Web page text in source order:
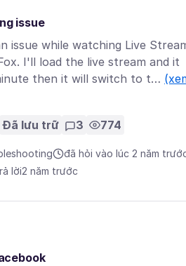
issue
issue while watching Live
I'll load the live stream and it
then it will switch to t…
Đã lưu trữ 3 774
đã hỏi vào lúc 2 năm
lời2 năm trước